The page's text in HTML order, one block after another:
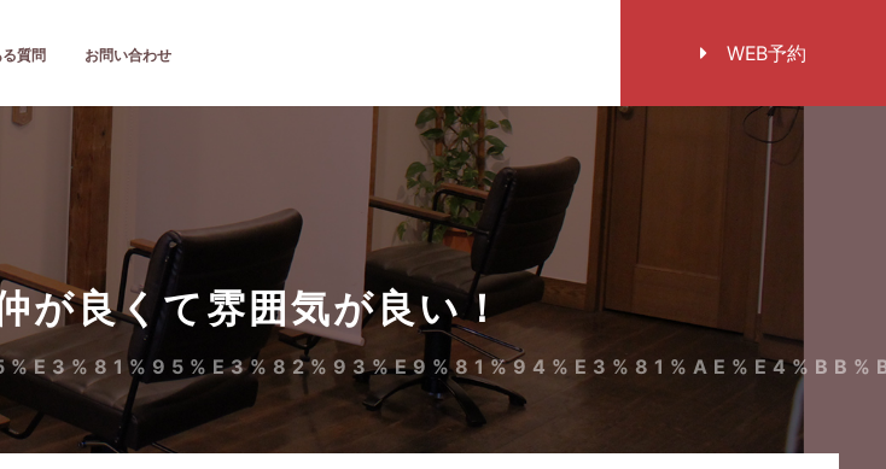
質問 お問い合わせ WEB予約
が良くて雰囲気が良い！